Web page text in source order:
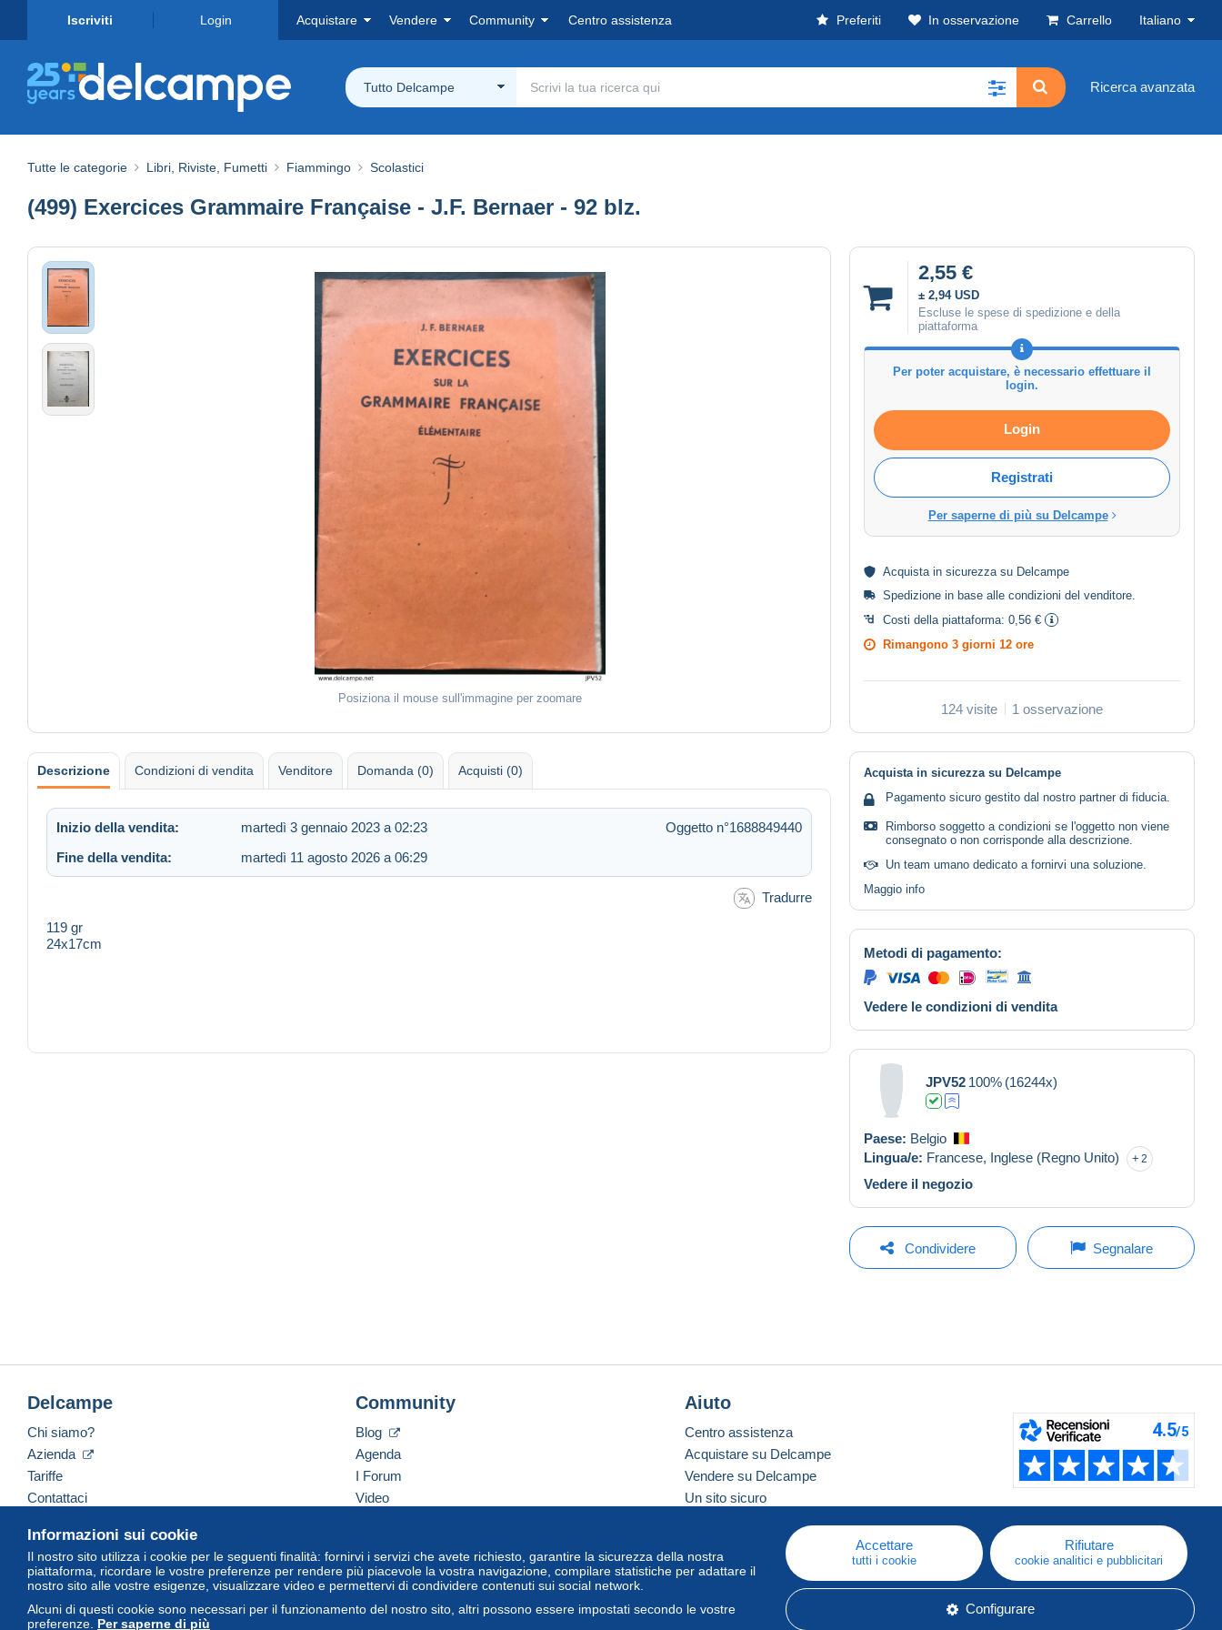
Iscriviti Login Acquistare Vendere Community Centro assistenza Preferiti In osservazione Carrello Italiano
Tutto Delcampe Ricerca avanzata
Tutte le categorie Libri, Riviste, Fumetti Fiammingo Scolastici
(499) Exercices Grammaire Française - J.F. Bernaer - 92 blz.
Posiziona il mouse sull'immagine per zoomare
2,55 €
± 2,94 USD
Escluse le spese di spedizione e della
piattaforma
Per poter acquistare, è necessario effettuare il
login.
Login
Registrati
Per saperne di più su Delcampe
Acquista in sicurezza su Delcampe
Spedizione in base alle condizioni del venditore
Costi della piattaforma: 0,56 €
Rimangono 3 giorni 12 ore
124 visite 1 osservazione
Descrizione Condizioni di vendita Venditore Domanda (0) Acquisti (0)
Inizio della vendita: martedì 3 gennaio 2023 a 02:23
Oggetto n°1688849440
Fine della vendita:
martedì 11 agosto 2026 a 06:29
Tradurre
119 gr
24x17cm
Acquista in sicurezza su Delcampe
Pagamento sicuro gestito dal nostro partner di fiducia.
Rimborso soggetto a condizioni se l'oggetto non viene
consegnato o non corrisponde alla descrizione.
Un team umano dedicato a fornirvi una soluzione.
Maggio info
Metodi di pagamento:
Vedere le condizioni di vendita
JPV52 100% (16244x)
Paese: Belgio
Lingua/e: Francese, Inglese (Regno Unito) 2
Vedere il negozio
Condividere Segnalare
Informazioni sui cookie
Il nostro sito utilizza i cookie per le seguenti finalità: fornirvi i servizi che avete richiesto, garantire la sicurezza della nostra
piattaforma, ricordare le vostre preferenze per rendere più piacevole la vostra navigazione, compilare statistiche per adattare il
nostro sito alle vostre esigenze, visualizzare video e permettervi di condividere contenuti sui social network.
Alcuni di questi cookie sono necessari per il funzionamento del nostro sito, altri possono essere impostati secondo le vostre
preferenze. Per saperne di più
Accettare
tutti i cookie
Rifiutare
cookie analitici e pubblicitari
Configurare
Delcampe
Chi siamo?
Azienda
Tariffe
Contattaci
Community
Blog
Agenda
I Forum
Video
Aiuto
Centro assistenza
Acquistare su Delcampe
Vendere su Delcampe
Un sito sicuro
Italiano USD America/Indiana/Vevay Versione standard
© Delcampe International Srl. Tutti i diritti riservati.